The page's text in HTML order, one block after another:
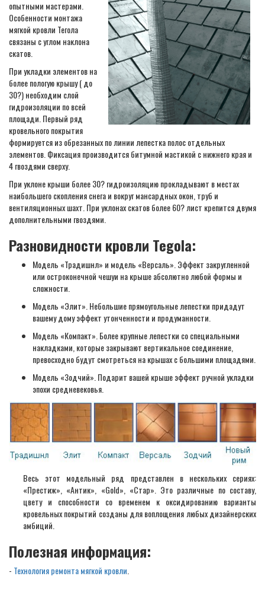
опытными мастерами.
Особенности монтажа
мягкой кровли Тегола
связаны с углом наклона
скатов.
При укладки элементов на
более пологую крышу ( до
30?) необходим слой
гидроизоляции по всей
площади. Первый ряд
кровельного покрытия
формируется из обрезанных по линии лепестка полос отдельных
элементов. Фиксация производится битумной мастикой с нижнего края и
4 гвоздями сверху.
При уклоне крыши более 30? гидроизоляцию прокладывают в местах
наибольшего скопления снега и вокруг мансардных окон, труб и
вентиляционных шахт. При уклонах скатов более 60? лист крепится двумя
дополнительными гвоздями.
Разновидности кровли Tegola:
Модель «Традишнл» и модель «Версаль». Эффект закругленной
или остроконечной чешуи на крыше абсолютно любой формы и
сложности.
Модель «Элит». Небольшие прямоугольные лепестки придадут
вашему дому эффект утонченности и продуманности.
Модель «Компакт». Более крупные лепестки со специальными
накладками, которые закрывают вертикальное соединение,
превосходно будут смотреться на крышах с большими площадями.
Модель «Зодчий». Подарит вашей крыше эффект ручной укладки
эпохи средневековья.
Весь этот модельный ряд представлен в нескольких сериях:
«Престиж», «Антик», «Gold», «Стар». Это различные по составу,
цвету и способности со временем к оксидированию варианты
кровельных покрытий созданы для воплощения любых дизайнерских
амбиций.
Полезная информация:
- Технология ремонта мягкой кровли